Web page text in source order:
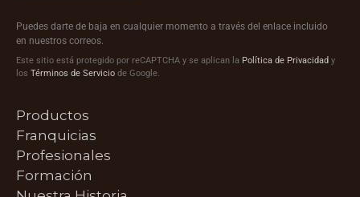
Puedes darte de baja en cualquier momento a través del enlace incluido
en nuestros correos.
Este sitio está protegido por reCAPTCHA y se aplican la Política de Privacidad y
los Términos de Servicio de Google.
Productos
Franquicias
Profesionales
Formación